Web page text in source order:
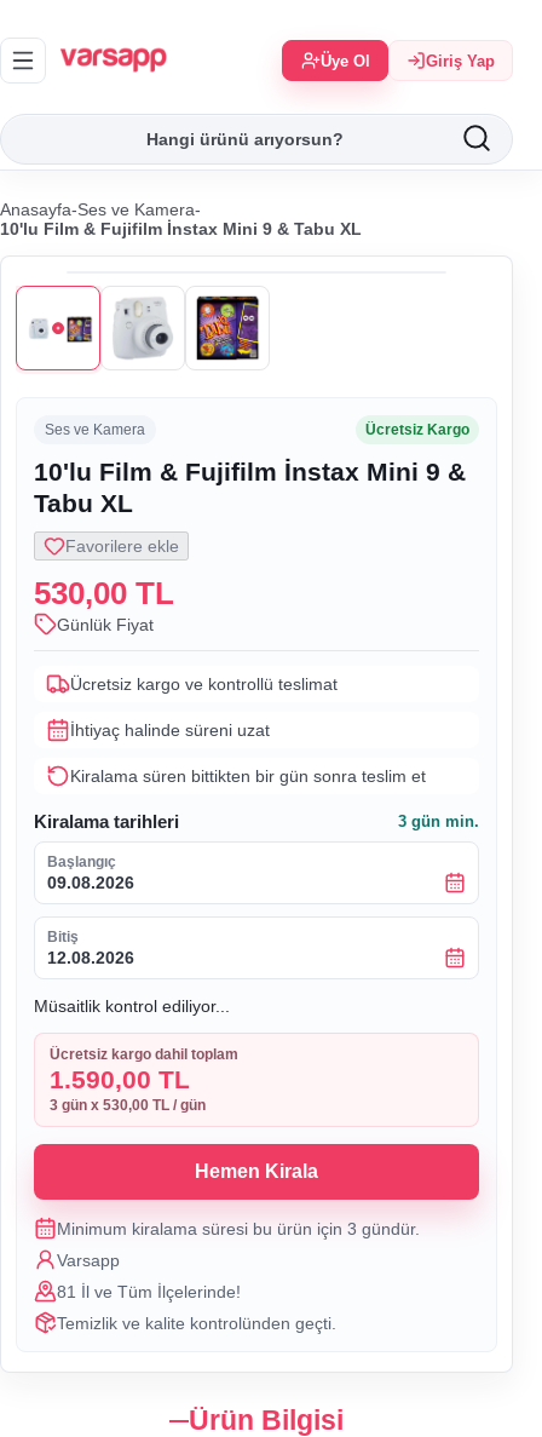
Üye Ol Giriş Yap
Anasayfa-Ses ve Kamera-
10'lu Film & Fujifilm İnstax Mini 9 & Tabu XL
Ses ve Kamera Ücretsiz Kargo
10'lu Film & Fujifilm İnstax Mini 9 &
Tabu XL
Favorilere ekle
530,00 TL
Günlük Fiyat
Ücretsiz kargo ve kontrollü teslimat
İhtiyaç halinde süreni uzat
Kiralama süren bittikten bir gün sonra teslim et
Kiralama tarihleri 3 gün min.
Başlangıç
09.08.2026
Bitiş
12.08.2026
Müsaitlik kontrol ediliyor...
Ücretsiz kargo dahil toplam
1.590,00 TL
3 gün x 530,00 TL / gün
Hemen Kirala
Minimum kiralama süresi bu ürün için 3 gündür.
Varsapp
81 İl ve Tüm İlçelerinde!
Temizlik ve kalite kontrolünden geçti.
Ürün Bilgisi